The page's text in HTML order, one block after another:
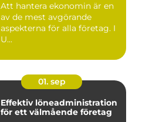
Att hantera ekonomin är en
av de mest avgörande
aspekterna för alla företag. I
U...
01. sep
Effektiv löneadministration
för ett välmående företag